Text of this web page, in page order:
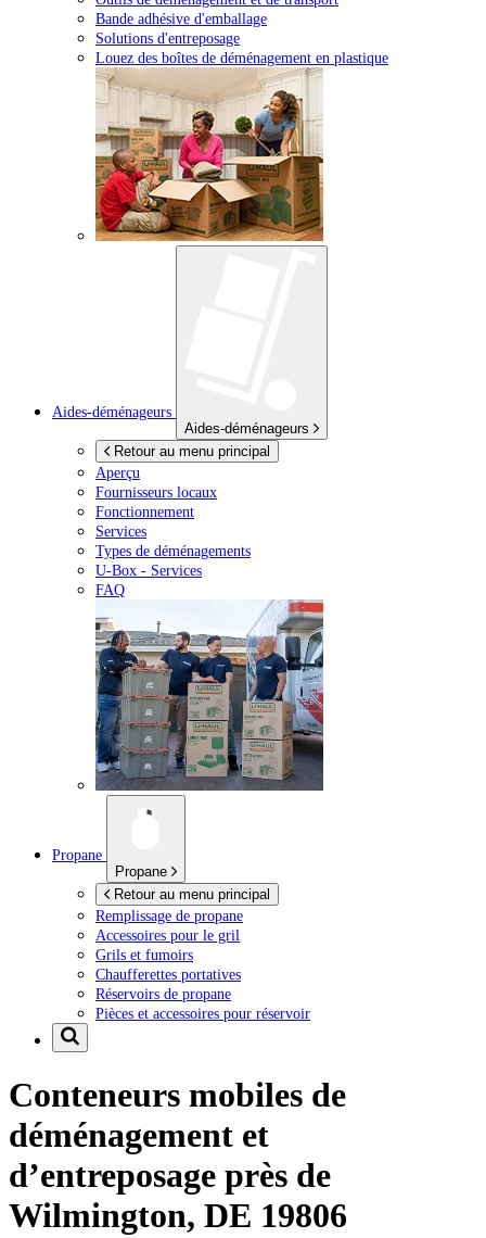
Bande adhésive d'emballage
Solutions d'entreposage
Louez des boîtes de déménagement en plastique
Aides-déménageurs
Aides-déménageurs
Retour au menu principal
Aperçu
Fournisseurs locaux
Fonctionnement
Services
Types de déménagements
U-Box - Services
FAQ
Propane
Propane
Retour au menu principal
Remplissage de propane
Accessoires pour le gril
Grils et fumoirs
Chaufferettes portatives
Réservoirs de propane
Pièces et accessoires pour réservoir
Conteneurs mobiles de
déménagement et
d’entreposage près de
Wilmington, DE 19806